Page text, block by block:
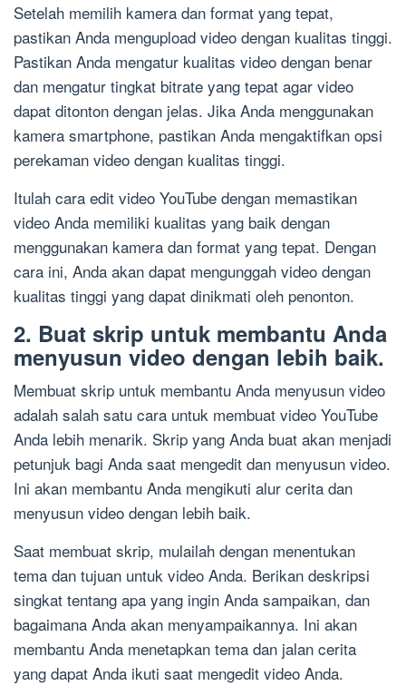
Setelah memilih kamera dan format yang tepat,
pastikan Anda mengupload video dengan kualitas tinggi.
Pastikan Anda mengatur kualitas video dengan benar
dan mengatur tingkat bitrate yang tepat agar video
dapat ditonton dengan jelas. Jika Anda menggunakan
kamera smartphone, pastikan Anda mengaktifkan opsi
perekaman video dengan kualitas tinggi.
Itulah cara edit video YouTube dengan memastikan
video Anda memiliki kualitas yang baik dengan
menggunakan kamera dan format yang tepat. Dengan
cara ini, Anda akan dapat mengunggah video dengan
kualitas tinggi yang dapat dinikmati oleh penonton.
2. Buat skrip untuk membantu Anda
menyusun video dengan lebih baik.
Membuat skrip untuk membantu Anda menyusun video
adalah salah satu cara untuk membuat video YouTube
Anda lebih menarik. Skrip yang Anda buat akan menjadi
petunjuk bagi Anda saat mengedit dan menyusun video.
Ini akan membantu Anda mengikuti alur cerita dan
menyusun video dengan lebih baik.
Saat membuat skrip, mulailah dengan menentukan
tema dan tujuan untuk video Anda. Berikan deskripsi
singkat tentang apa yang ingin Anda sampaikan, dan
bagaimana Anda akan menyampaikannya. Ini akan
membantu Anda menetapkan tema dan jalan cerita
yang dapat Anda ikuti saat mengedit video Anda.